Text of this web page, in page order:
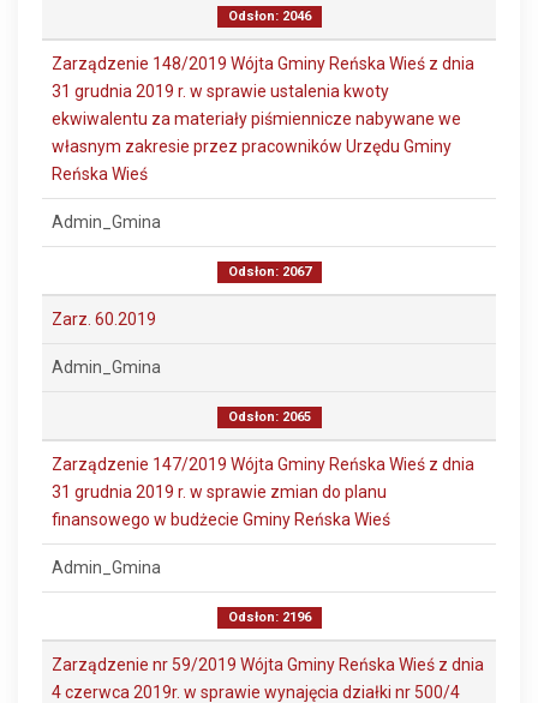
Odsłon: 2046
Zarządzenie 148/2019 Wójta Gminy Reńska Wieś z dnia
31 grudnia 2019 r. w sprawie ustalenia kwoty
ekwiwalentu za materiały piśmiennicze nabywane we
własnym zakresie przez pracowników Urzędu Gminy
Reńska Wieś
Admin_Gmina
Odsłon: 2067
Zarz. 60.2019
Admin_Gmina
Odsłon: 2065
Zarządzenie 147/2019 Wójta Gminy Reńska Wieś z dnia
31 grudnia 2019 r. w sprawie zmian do planu
finansowego w budżecie Gminy Reńska Wieś
Admin_Gmina
Odsłon: 2196
Zarządzenie nr 59/2019 Wójta Gminy Reńska Wieś z dnia
4 czerwca 2019r. w sprawie wynajęcia działki nr 500/4